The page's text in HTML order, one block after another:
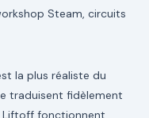
Steam, circuits
la plus réaliste du
traduisent fidèlement
Liftoff fonctionnent